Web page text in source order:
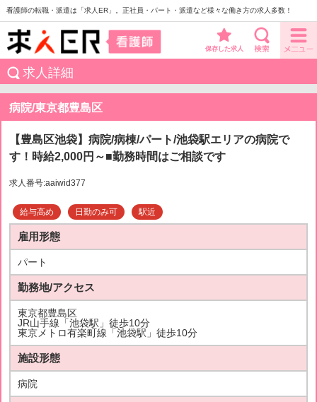
看護師の転職・派遣は「求人ER」。正社員・パート・派遣など様々な働き方の求人多数！
保存した求人
求人詳細
病院/東京都豊島区
【豊島区池袋】病院/病棟/パート/池袋駅エリアの病院で
す！時給2,000円～■勤務時間はご相談です
求人番号:aaiwid377
給与高め 日勤のみ可 駅近
雇用形態
パート
勤務地/アクセス
東京都豊島区
JR山手線「池袋駅」徒歩10分
東京メトロ有楽町線「池袋駅」徒歩10分
施設形態
病院